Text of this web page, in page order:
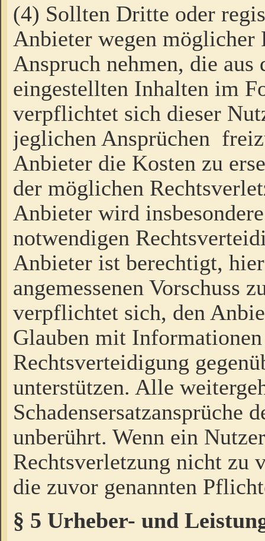
(4) Sollten Dritte oder
Anbieter wegen möglicher
Anspruch nehmen, die
eingestellten Inhalten im
verpflichtet sich dieser
jeglichen Ansprüchen
Anbieter die Kosten zu
der möglichen
Anbieter wird
notwendigen
Anbieter ist berechtigt,
angemessenen Vorschuss
verpflichtet sich, den
Glauben mit
Rechtsverteidigung
unterstützen. Alle
Schadensersatzansprüche
unberührt. Wenn ein
Rechtsverletzung nicht zu
die zuvor genannten
§ 5 Urheber- und